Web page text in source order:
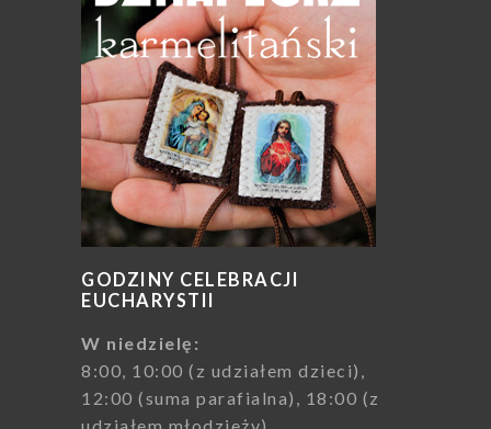
GODZINY CELEBRACJI
EUCHARYSTII
W niedzielę:
8:00, 10:00 (z udziałem dzieci),
12:00 (suma parafialna), 18:00 (z
udziałem młodzieży)